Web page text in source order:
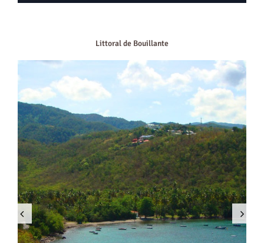
Littoral de Bouillante
Previous Next